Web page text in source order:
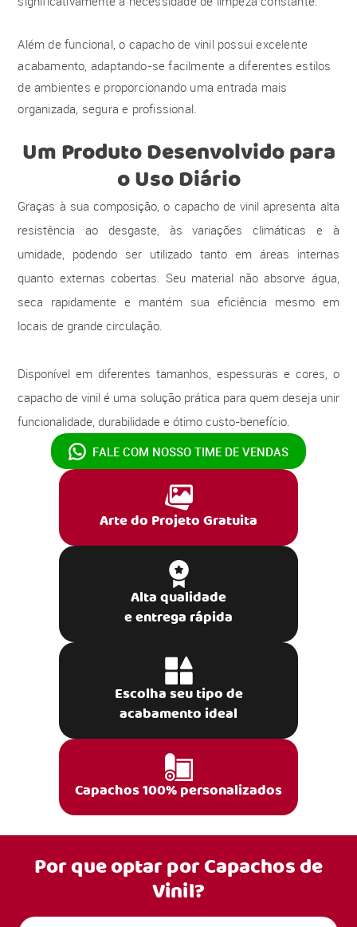
Além de funcional, o capacho de vinil possui excelente
acabamento, adaptando-se facilmente a diferentes estilos
de ambientes e proporcionando uma entrada mais
organizada, segura e profissional.
Um Produto Desenvolvido para
o Uso Diário
Graças à sua composição, o capacho de vinil apresenta alta
resistência ao desgaste, às variações climáticas e à
umidade, podendo ser utilizado tanto em áreas internas
quanto externas cobertas. Seu material não absorve água,
seca rapidamente e mantém sua eficiência mesmo em
locais de grande circulação.
Disponível em diferentes tamanhos, espessuras e cores, o
capacho de vinil é uma solução prática para quem deseja unir
funcionalidade, durabilidade e ótimo custo-benefício.
FALE COM NOSSO TIME DE VENDAS
Arte do Projeto Gratuita
Alta qualidade
e entrega rápida
Escolha seu tipo de
acabamento ideal
Capachos 100% personalizados
Por que optar porCapachos de
Vinil?